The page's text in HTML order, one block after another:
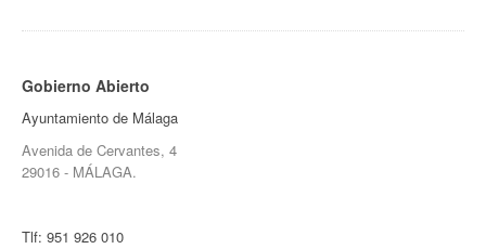
Gobierno Abierto
Ayuntamiento de Málaga
Avenida de Cervantes, 4
29016 - MÁLAGA.
Tlf: 951 926 010